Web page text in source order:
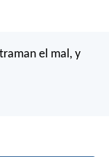
el mal, y